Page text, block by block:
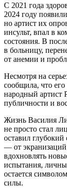
С 2021 года
2024 году
но артист их
инсульт, впал в
состояния. В
в больницу,
от анемии и
Несмотря на
сообщила, что его
народный артист
публичности и
Жизнь Василия
не просто стал
оставил глубокий
— от
вдохновлять
испытания,
остается
силы.